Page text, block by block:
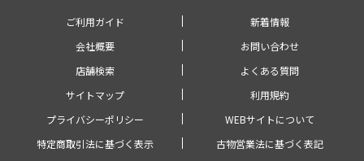
ご利用ガイド
新着情報
会社概要
お問い合わせ
店舗検索
よくある質問
サイトマップ
利用規約
プライバシーポリシー
WEBサイトについて
特定商取引法に基づく表示
古物営業法に基づく表記